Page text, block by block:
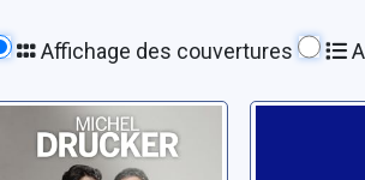
Affichage des couvertures
Avec le temps...
Drucker, Michel
vie à